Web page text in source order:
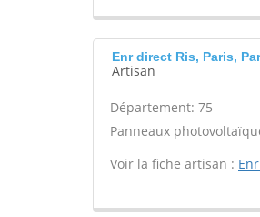
Enr direct Ris, Paris,
Artisan
Département: 75
Panneaux
Voir la fiche artisan :